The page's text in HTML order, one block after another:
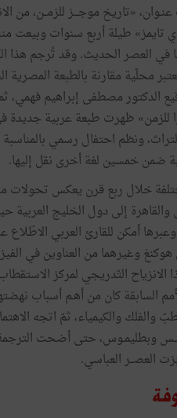
عنـوان، «تاريخ موجـــزللزمــن، من
تايمز» طيلة أربع سنوات وبيعت
في العصرالحديث. وقد تُرجم هذا
محلّية مقارنة بالطبعة المصرية
الدكتورمصطفى إبراهيم فهمي،
للزمن» ظهرت طبعة عربية جديدة
ونظم احتفال رسمي بالمناسبة
ضمن خمسين لغة أخرى نقل إليها.
خلال ربع قرن يعكس تحولات
والقاهرة إلىدول الخليج العربية
وعبرهاأمكن للقارئ العربي الاطّلاع
هوكنغ وغيرهما من العناوين في
الانزياح التّدريجي لمركز
السابقة كان منأهـمأسباب
والفلك والكيمياء، ثمّ اتجه
وبطليمـوس، حتىأضحت
العصــرالعباسي.